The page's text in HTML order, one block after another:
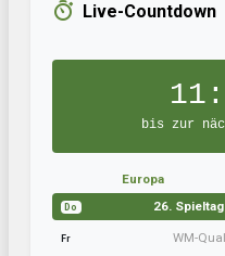
Live-Countdown
bis zur
Europa
Do 26. Spieltag
Fr WM-